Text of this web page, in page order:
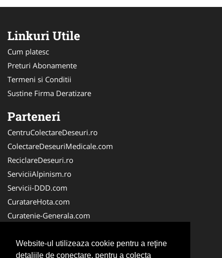
Website-ul utilizeaza cookie pentru a reţine
detaliile de conectare, pentru a colecta
Linkuri Utile
Cum platesc
Preturi Abonamente
Termeni si Conditii
Sustine Firma Deratizare
Parteneri
CentruColectareDeseuri.ro
ColectareDeseuriMedicale.com
ReciclareDeseuri.ro
ServiciiAlpinism.ro
Servicii-DDD.com
CuratareHota.com
Curatenie-Generala.com
Spalatorie-Covoare.com